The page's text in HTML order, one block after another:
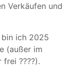
Verkäufen und
bin ich 2025
(außer im
????).